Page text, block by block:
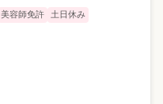
美容師免許
土日休み